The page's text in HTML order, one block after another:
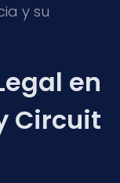
y su
en
Circuit